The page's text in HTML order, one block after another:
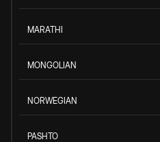
MARATHI
MONGOLIAN
NORWEGIAN
PASHTO